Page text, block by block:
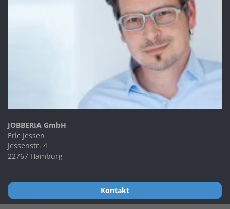
JOBBERIA GmbH
Eric Jessen
Jessenstr. 4
22767 Hamburg
Kontakt